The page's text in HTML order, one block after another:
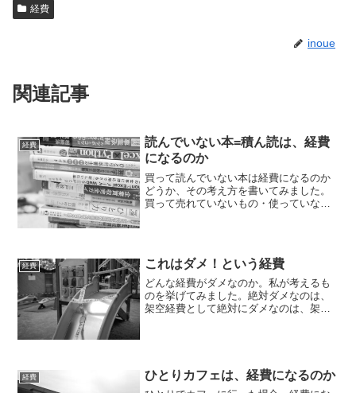
経費
inoue
関連記事
経費
読んでいない本=積ん読は、経費
になるのか
買って読んでいない本は経費になるのか
どうか、その考え方を書いてみました。
買って売れていないもの・使っていない
経費 これはダメ！という経費
どんな経費がダメなのか。私が考えるも
のを挙げてみました。絶対ダメなのは、
架空経費として絶対にダメなのは、架空
経費 ひとりカフェは、経費になるのか